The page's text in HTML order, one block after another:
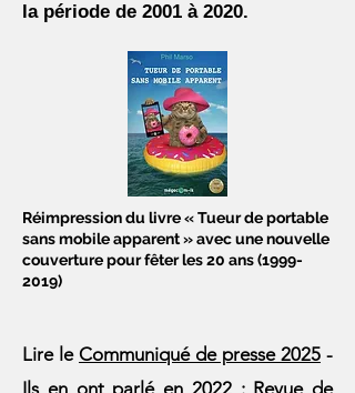
la période de 2001 à 2020.
Réimpression du livre « Tueur de portable
sans mobile apparent » avec une nouvelle
couverture pour fêter les 20 ans(1999-
2019)
Lire le Communiqué de presse 2025 -
Ils en ont parlé en 2022 : Revue de